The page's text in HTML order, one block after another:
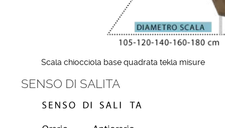
Scala chiocciola base quadrata tekla misure
SENSO DI SALITA